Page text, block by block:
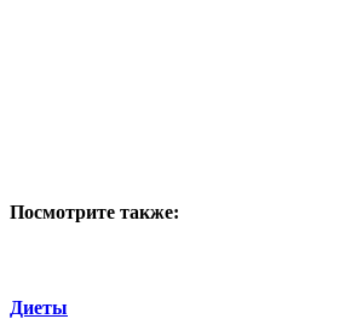
Посмотрите также:
Диеты